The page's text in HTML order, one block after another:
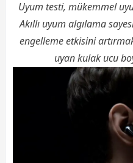
Uyum testi, mükemmel
Akıllı uyum algılama
engelleme etkisini
uyan kulak ucu